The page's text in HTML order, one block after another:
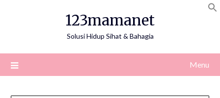
123mamanet
Solusi Hidup Sihat & Bahagia
Menu